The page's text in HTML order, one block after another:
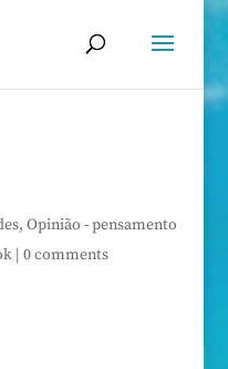
, Opinião - pensamento
| 0 comments